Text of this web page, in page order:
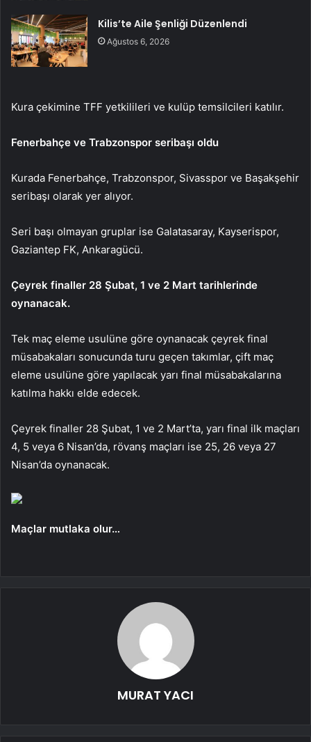
Kilis’te Aile Şenliği Düzenlendi
Ağustos 6, 2026
Kura çekimine TFF yetkilileri ve kulüp temsilcileri katılır.
Fenerbahçe ve Trabzonspor seribaşı oldu
Kurada Fenerbahçe, Trabzonspor, Sivasspor ve Başakşehir
seribaşı olarak yer alıyor.
Seri başı olmayan gruplar ise Galatasaray, Kayserispor,
Gaziantep FK, Ankaragücü.
Çeyrek finaller 28 Şubat, 1 ve 2 Mart tarihlerinde
oynanacak.
Tek maç eleme usulüne göre oynanacak çeyrek final
müsabakaları sonucunda turu geçen takımlar, çift maç
eleme usulüne göre yapılacak yarı final müsabakalarına
katılma hakkı elde edecek.
Çeyrek finaller 28 Şubat, 1 ve 2 Mart’ta, yarı final ilk maçları
4, 5 veya 6 Nisan’da, rövanş maçları ise 25, 26 veya 27
Nisan’da oynanacak.
Maçlar mutlaka olur…
MURAT YACI